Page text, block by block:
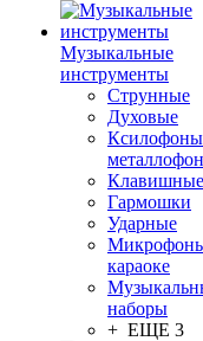
Музыкальные
инструменты
Струнные
Духовые
Клавишные
Гармошки
Ударные
караоке
наборы
+ ЕЩЕ 3